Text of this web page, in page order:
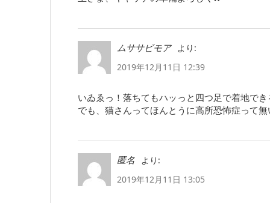
ムササビモア
より:
2019年12月11日 12:39
いゐゑっ！落ちてもハッっと四つ足で着地で
でも、猫さんってほんとうに高所恐怖症って
匿名
より:
2019年12月11日 13:05